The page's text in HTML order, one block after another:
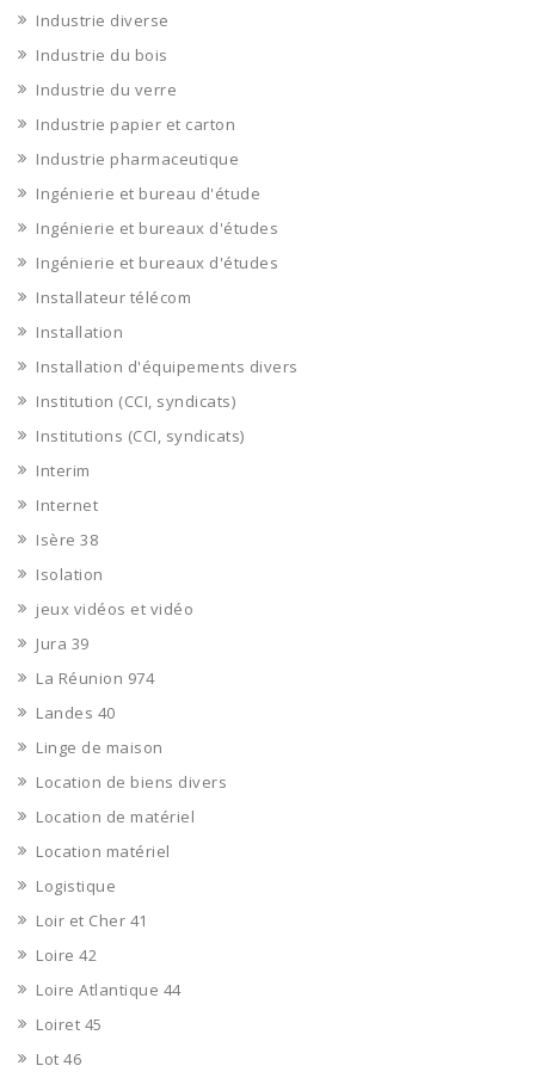
Industrie diverse
Industrie du bois
Industrie du verre
Industrie papier et carton
Industrie pharmaceutique
Ingénierie et bureau d'étude
Ingénierie et bureaux d'études
Ingénierie et bureaux d'études
Installateur télécom
Installation
Installation d'équipements divers
Institution (CCI, syndicats)
Institutions (CCI, syndicats)
Interim
Internet
Isère 38
Isolation
jeux vidéos et vidéo
Jura 39
La Réunion 974
Landes 40
Linge de maison
Location de biens divers
Location de matériel
Location matériel
Logistique
Loir et Cher 41
Loire 42
Loire Atlantique 44
Loiret 45
Lot 46